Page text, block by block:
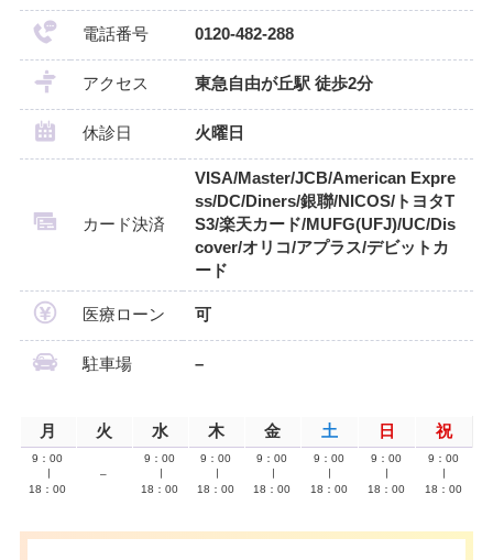
電話番号 0120-482-288
アクセス 東急自由が丘駅 徒歩2分
休診日 火曜日
カード決済
VISA/Master/JCB/American Expre
ss/DC/Diners/銀聯/NICOS/トヨタT
S3/楽天カード/MUFG(UFJ)/UC/Dis
cover/オリコ/アプラス/デビットカ
ード
医療ローン 可
駐車場 –
月 火 水 木 金 土 日 祝
9：00
18：00
–
9：00
18：00
9：00
18：00
9：00
18：00
9：00
18：00
9：00
18：00
9：00
18：00